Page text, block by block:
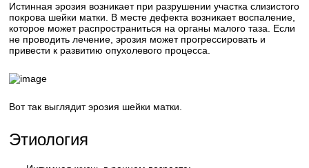
Истинная эрозия возникает при разрушении участка слизистого
покрова шейки матки. В месте дефекта возникает воспаление,
которое может распространиться на органы малого таза. Если
не проводить лечение, эрозия может прогрессировать и
привести к развитию опухолевого процесса.
Вот так выглядит эрозия шейки матки.
Этиология